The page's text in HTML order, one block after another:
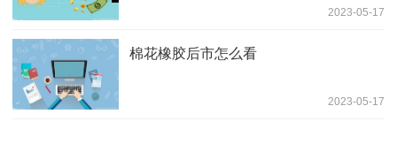
2023-05-17
棉花橡胶后市怎么看
2023-05-17